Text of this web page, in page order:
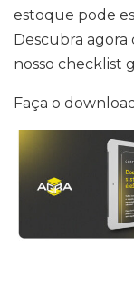
estoque pode
Descubra
nosso checklist
Faça o